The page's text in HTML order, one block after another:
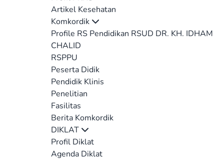
Artikel Kesehatan
Komkordik
Profile RS Pendidikan RSUD DR. KH. IDHAM
CHALID
RSPPU
Peserta Didik
Pendidik Klinis
Penelitian
Fasilitas
Berita Komkordik
DIKLAT
Profil Diklat
Agenda Diklat